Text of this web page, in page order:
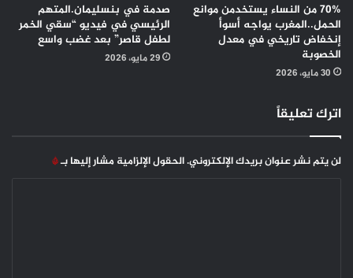
70% من النساء يستخدمن موانع
الحمل..المغرب يواجه أسوأ
إنخفاض تاريخي في معدل
الخصوبة
30 مايو، 2026
صدمة في بنسليمان.المتهم
الرئيسي في فيديو “سقي الخمر
لطفل قاصر” بعد غضب واسع
29 مايو، 2026
اترك تعليقاً
لن يتم نشر عنوان بريدك الإلكتروني.الحقول الإلزامية مشار إليها بـ*